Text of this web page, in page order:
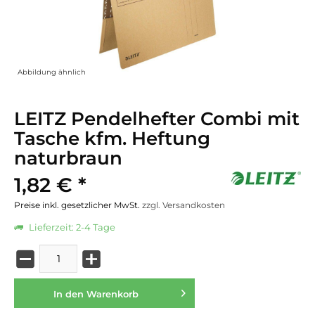
Abbildung ähnlich
LEITZ Pendelhefter Combi mit
Tasche kfm. Heftung
naturbraun
1,82 € *
Preise inkl. gesetzlicher MwSt. zzgl. Versandkosten
Lieferzeit: 2-4 Tage
In den Warenkorb